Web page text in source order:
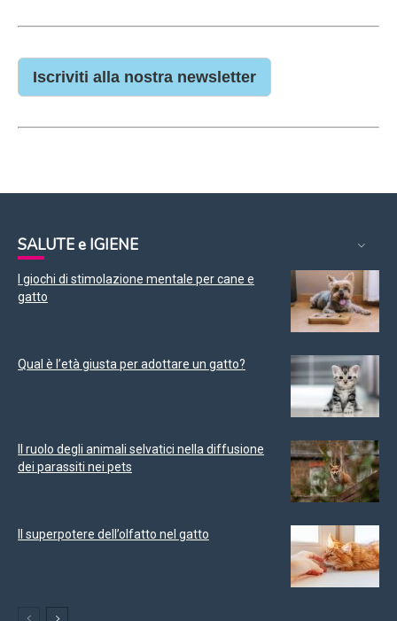
Iscriviti alla nostra newsletter
SALUTE e IGIENE
I giochi di stimolazione mentale per cane e
gatto
Qual è l’età giusta per adottare un gatto?
Il ruolo degli animali selvatici nella diffusione
dei parassiti nei pets
Il superpotere dell’olfatto nel gatto